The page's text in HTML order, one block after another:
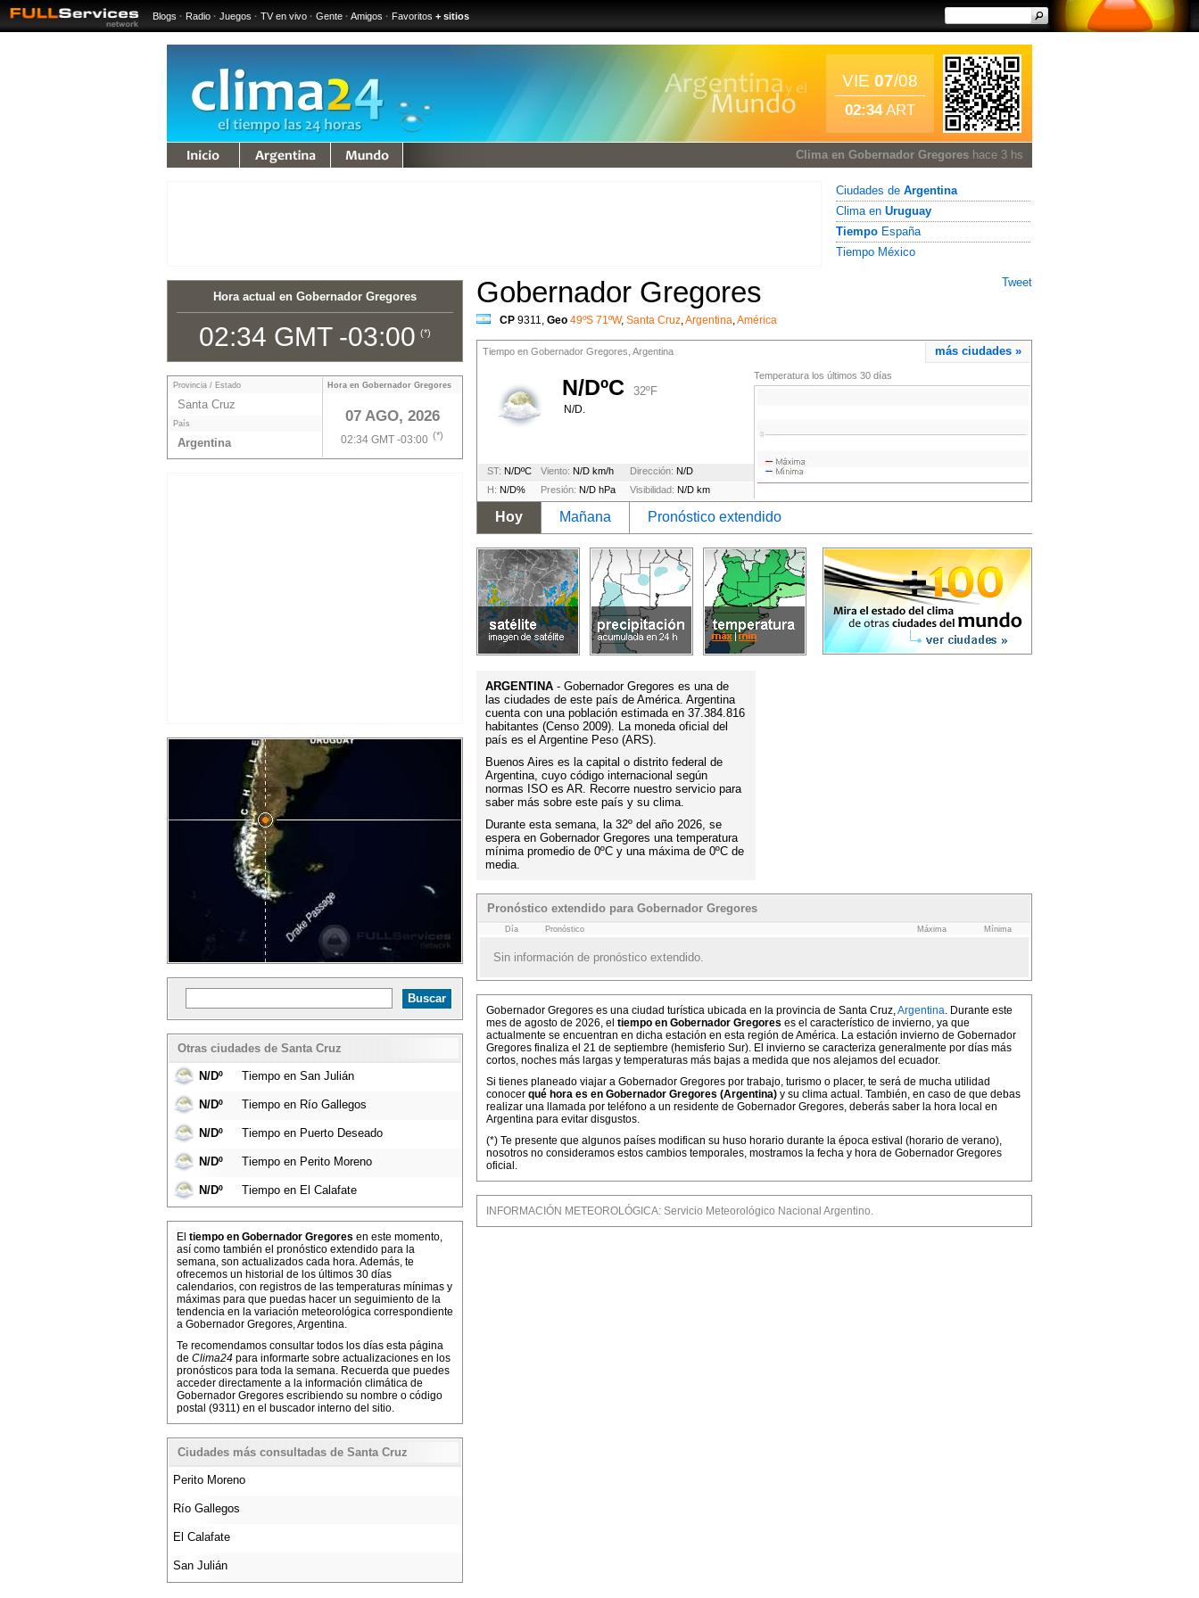
Blogs · Radio · Juegos · TV en vivo · Gente · Amigos · Favoritos + sitios
VIE 07/08
02:34ART
Clima en Gobernador Gregores hace 3 hs
Ciudades de Argentina
Clima en Uruguay
Tiempo España
Tiempo México
Hora actual en Gobernador Gregores
02:34 GMT -03:00 (*)
Hora en Gobernador Gregores
07 AGO, 2026
02:34 GMT -03:00 (*)
Provincia / Estado
Santa Cruz
País
Argentina
Otras ciudades de Santa Cruz
N/Dº Tiempo en San Julián
N/Dº Tiempo en Río Gallegos
N/Dº Tiempo en Puerto Deseado
N/Dº Tiempo en Perito Moreno
N/Dº Tiempo en El Calafate
El tiempo en Gobernador Gregores en este momento,
así como también el pronóstico extendido para la
semana, son actualizados cada hora. Además, te
ofrecemos un historial de los últimos 30 días
calendarios, con registros de las temperaturas mínimas y
máximas para que puedas hacer un seguimiento de la
tendencia en la variación meteorológica correspondiente
a Gobernador Gregores, Argentina.
Te recomendamos consultar todos los días esta página
de Clima24 para informarte sobre actualizaciones en los
pronósticos para toda la semana. Recuerda que puedes
acceder directamente a la información climática de
Gobernador Gregores escribiendo su nombre o código
postal (9311) en el buscador interno del sitio.
Ciudades más consultadas de Santa Cruz
Perito Moreno
Río Gallegos
El Calafate
San Julián
Tweet
Gobernador Gregores
CP 9311, Geo 49ºS 71ºW, Santa Cruz,Argentina,América
más ciudades »
Tiempo en Gobernador Gregores, Argentina
Temperatura los últimos 30 días
N/DºC 32ºF
N/D.
ST: N/DºC Viento: N/D km/h Dirección: N/D
H: N/D% Presión: N/D hPa Visibilidad: N/D km
Hoy Mañana Pronóstico extendido
ARGENTINA - Gobernador Gregores es una de
las ciudades de este país de América. Argentina
cuenta con una población estimada en 37.384.816
habitantes (Censo 2009). La moneda oficial del
país es el Argentine Peso (ARS).
Buenos Aires es la capital o distrito federal de
Argentina, cuyo código internacional según
normas ISO es AR. Recorre nuestro servicio para
saber más sobre este país y su clima.
Durante esta semana, la 32º del año 2026, se
espera en Gobernador Gregores una temperatura
mínima promedio de 0ºC y una máxima de 0ºC de
media.
Pronóstico extendido para Gobernador Gregores
Día Pronóstico Máxima Mínima
Sin información de pronóstico extendido.
Gobernador Gregores es una ciudad turística ubicada en la provincia de Santa Cruz,Argentina. Durante este
mes de agosto de 2026, el tiempo en Gobernador Gregores es el característico de invierno, ya que
actualmente se encuentran en dicha estación en esta región de América. La estación invierno de Gobernador
Gregores finaliza el 21 de septiembre (hemisferio Sur). El invierno se caracteriza generalmente por días más
cortos, noches más largas y temperaturas más bajas a medida que nos alejamos del ecuador.
Si tienes planeado viajar a Gobernador Gregores por trabajo, turismo o placer, te será de mucha utilidad
conocer qué hora es en Gobernador Gregores (Argentina) y su clima actual. También, en caso de que debas
realizar una llamada por teléfono a un residente de Gobernador Gregores, deberás saber la hora local en
Argentina para evitar disgustos.
(*) Te presente que algunos países modifican su huso horario durante la época estival (horario de verano),
nosotros no consideramos estos cambios temporales, mostramos la fecha y hora de Gobernador Gregores
oficial.
INFORMACIÓN METEOROLÓGICA: Servicio Meteorológico Nacional Argentino.